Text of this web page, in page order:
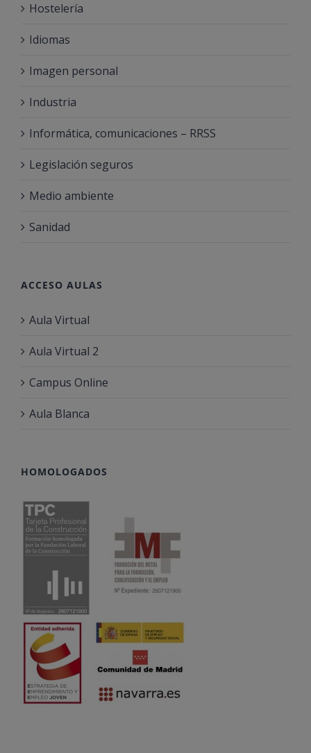
Hostelería
Idiomas
Imagen personal
Industria
Informática, comunicaciones – RRSS
Legislación seguros
Medio ambiente
Sanidad
ACCESO AULAS
Aula Virtual
Aula Virtual 2
Campus Online
Aula Blanca
HOMOLOGADOS